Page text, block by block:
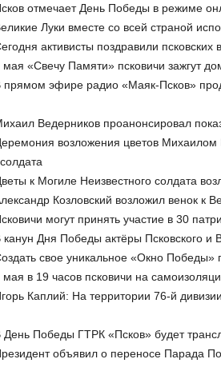
отмечает День Победы в режиме
Луки вместе со всей страной
активисты поздравили псковских
«Свечу Памяти» псковичи зажгут
эфире радио «Маяк-Псков»
Ведерников проанонсировал
возложения цветов
к Могиле Неизвестного солдата
Козловский возложил венок к
могут принять участие в 30
Дня Победы актёры Псковского и
свое уникальное «Окно Победы»
в 19 часов псковичи на
Каплий: На территории 76-й
Победы ГТРК «Псков» будет
объявил о переносе Парада